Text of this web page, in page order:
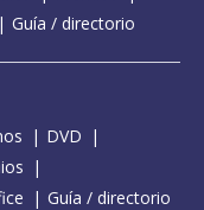
Guía / directorio
DVD
Guía / directorio